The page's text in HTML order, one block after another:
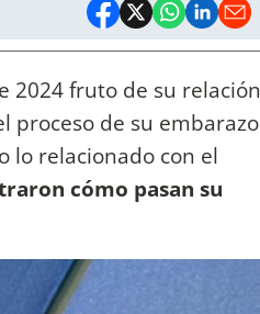
2024 fruto de su relación
proceso de su embarazo
lo relacionado con el
cómo pasan su